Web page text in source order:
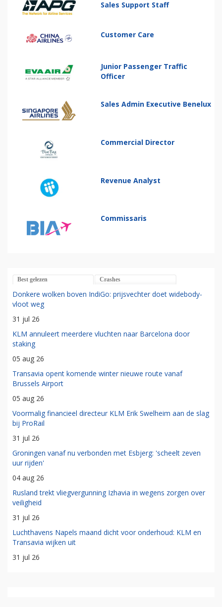
Sales Support Staff
Customer Care
Junior Passenger Traffic
Officer
Sales Admin Executive Benelux
Commercial Director
Revenue Analyst
Commissaris
Best gelezen Crashes
Donkere wolken boven IndiGo: prijsvechter doet widebody-
vloot weg
31 jul 26
KLM annuleert meerdere vluchten naar Barcelona door
staking
05 aug 26
Transavia opent komende winter nieuwe route vanaf
Brussels Airport
05 aug 26
Voormalig financieel directeur KLM Erik Swelheim aan de slag
bij ProRail
31 jul 26
Groningen vanaf nu verbonden met Esbjerg: 'scheelt zeven
uur rijden'
04 aug 26
Rusland trekt vliegvergunning Izhavia in wegens zorgen over
veiligheid
31 jul 26
Luchthavens Napels maand dicht voor onderhoud: KLM en
Transavia wijken uit
31 jul 26